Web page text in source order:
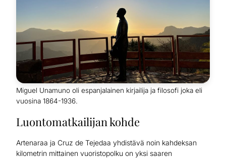
Miguel Unamuno oli espanjalainen kirjailija ja filosofi joka eli
vuosina 1864-1936.
Luontomatkailijan kohde
Artenaraa ja Cruz de Tejedaa yhdistävä noin kahdeksan
kilometrin mittainen vuoristopolku on yksi saaren